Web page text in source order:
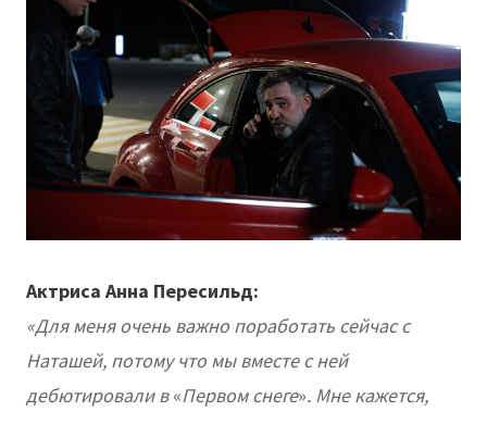
Актриса Анна Пересильд:
«Для меня очень важно поработать сейчас с
Наташей, потому что мы вместе с ней
дебютировали в«Первом снеге». Мне кажется,